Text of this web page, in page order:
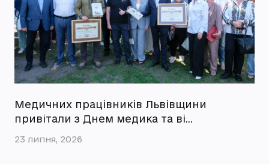
Медичних працівників Львівщини
привітали з Днем медика та ві…
23 липня, 2026